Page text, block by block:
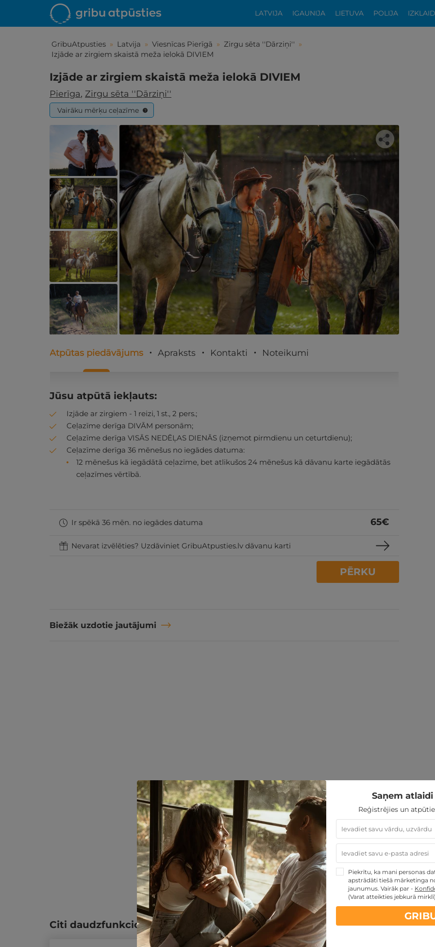
LATVIJA IGAUNIJA LIETUVA POLIJA
GribuAtpusties » Latvija » Viesnīcas Pierīgā » Zirgu sēta ''Dārziņi'' »
Izjāde ar zirgiem skaistā meža ielokā DIVIEM
Izjāde ar zirgiem skaistā meža ielokā DIVIEM
Pierīga, Zirgu sēta ''Dārziņi''
Vairāku mērķu ceļazīme ?
Iepatikās šis piedāvājums?
Līdz brīnišķīgai atpūtai atlikuši tikai daži soļi
PĒRKU
Atpūtas piedāvājums Apraksts Kontakti Noteikumi
Jūsu atpūtā iekļauts:
Izjāde ar zirgiem - 1 reizi, 1 st., 2 pers.;
Ceļazīme derīga DIVĀM personām;
Ceļazīme derīga VISĀS NEDĒĻAS DIENĀS (izņemot pirmdienu un ceturtdienu);
Ceļazīme derīga 36 mēnešus no iegādes datuma:
12 mēnešus kā iegādātā ceļazīme, bet atlikušos 24 mēnešus kā dāvanu karte iegādātās
ceļazīmes vērtībā.
Ir spēkā 36 mēn. no iegādes datuma 65€
Nevarat izvēlēties? Uzdāviniet GribuAtpusties.lv dāvanu karti
PĒRKU
Biežāk uzdotie jautājumi
Citi daudzfunkcionālās dāvanu kartes piedāvājumi:
Saņem
Reģistrējies un
Piekrītu, ka mani personas
apstrādāti tiešā mārketinga
jaunumus. Vairāk par -
(Varat atteikties jebkurā mirklī)